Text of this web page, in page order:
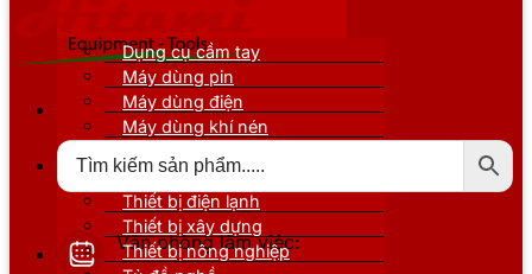
Văn phòng làm việc:
Dụng cụ cầm tay
Máy dùng pin
Máy dùng điện
Máy dùng khí nén
Thiết bị nâng đỡ
Thiết bị điện lạnh
Thiết bị xây dựng
Thiết bị nông nghiệp